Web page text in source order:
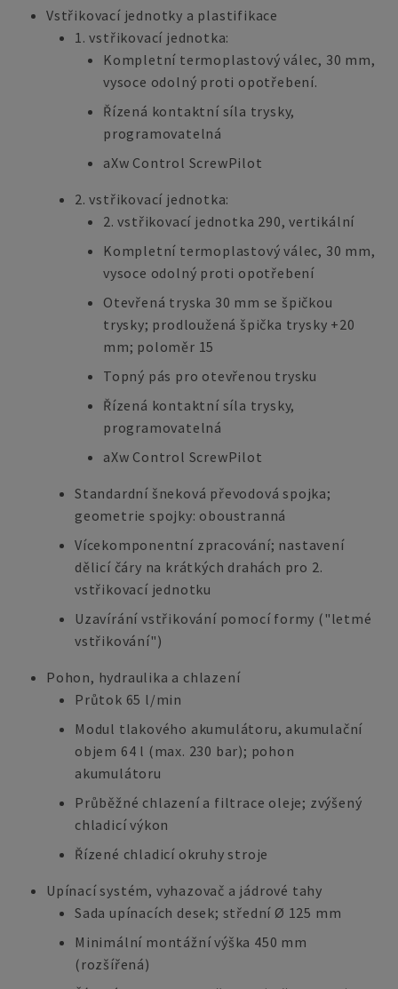
Vstřikovací jednotky a plastifikace
1. vstřikovací jednotka:
Kompletní termoplastový válec, 30 mm,
vysoce odolný proti opotřebení.
Řízená kontaktní síla trysky,
programovatelná
aXw Control ScrewPilot
2. vstřikovací jednotka:
2. vstřikovací jednotka 290, vertikální
Kompletní termoplastový válec, 30 mm,
vysoce odolný proti opotřebení
Otevřená tryska 30 mm se špičkou
trysky; prodloužená špička trysky +20
mm; poloměr 15
Topný pás pro otevřenou trysku
Řízená kontaktní síla trysky,
programovatelná
aXw Control ScrewPilot
Standardní šneková převodová spojka;
geometrie spojky: oboustranná
Vícekomponentní zpracování; nastavení
dělicí čáry na krátkých drahách pro 2.
vstřikovací jednotku
Uzavírání vstřikování pomocí formy ("letmé
vstřikování")
Pohon, hydraulika a chlazení
Průtok 65 l/min
Modul tlakového akumulátoru, akumulační
objem 64 l (max. 230 bar); pohon
akumulátoru
Průběžné chlazení a filtrace oleje; zvýšený
chladicí výkon
Řízené chladicí okruhy stroje
Upínací systém, vyhazovač a jádrové tahy
Sada upínacích desek; střední Ø 125 mm
Minimální montážní výška 450 mm
(rozšířená)